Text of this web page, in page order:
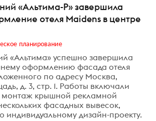
«Альтима-Р» завершила
отеля Maidens в центре
планирование
«Альтима» успешно завершила
оформлению фасада отеля
по адресу Москва,
д. 3, стр. 1. Работы включали
монтаж крышной рекламной
фасадных вывесок,
индивидуальному дизайн-проекту.